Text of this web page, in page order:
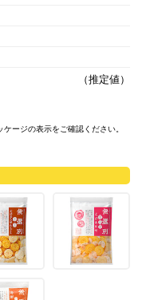
（推定値）
ージの表示をご確認ください。